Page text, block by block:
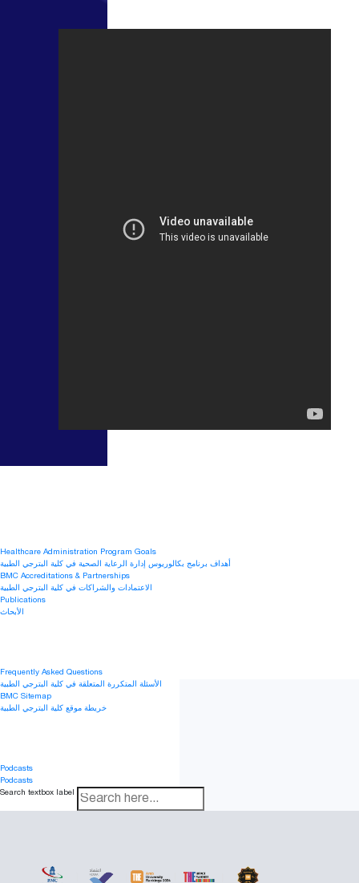
Healthcare Administration Program Goals
أهداف برنامج بكالوريوس إدارة الرعاية الصحية في كلية البترجي الطبية
BMC Accreditations & Partnerships
الاعتمادات والشراكات في كلية البترجي الطبية
Publications
الأبحاث
Frequently Asked Questions
الأسئلة المتكررة المتعلقة في كلية البترجي الطبية
BMC Sitemap
خريطة موقع كلية البترجي الطبية
Podcasts
Podcasts
Search textbox label